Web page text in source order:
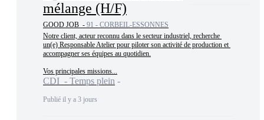
mélange (H/F)
GOOD JOB - 91 - CORBEIL-ESSONNES
Notre client, acteur reconnu dans le secteur industriel, recherche
un(e) Responsable Atelier pour piloter son activité de production et
accompagner ses équipes au quotidien.
Vos principales missions...
CDI - Temps plein
Publié il y a 3 jours